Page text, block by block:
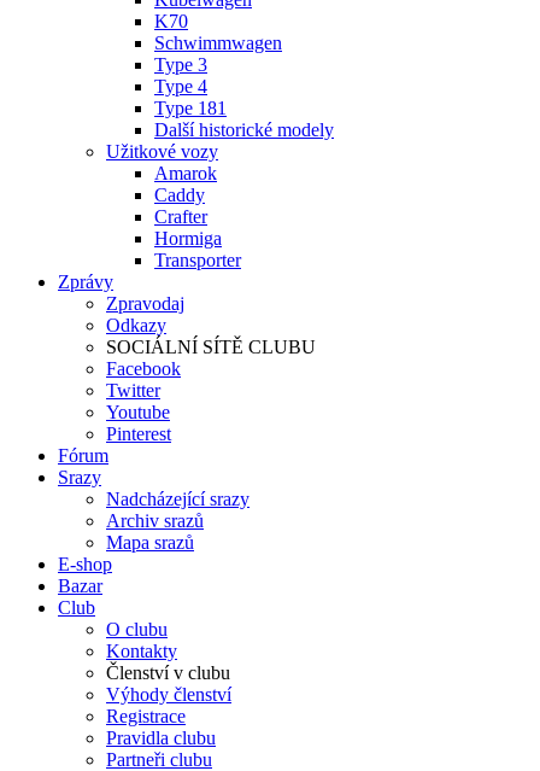
K70
Schwimmwagen
Type 3
Type 4
Type 181
Další historické modely
Užitkové vozy
Amarok
Caddy
Crafter
Hormiga
Transporter
Zprávy
Zpravodaj
Odkazy
SOCIÁLNÍ SÍTĚ CLUBU
Facebook
Twitter
Youtube
Pinterest
Fórum
Srazy
Nadcházející srazy
Archiv srazů
Mapa srazů
E-shop
Bazar
Club
O clubu
Kontakty
Členství v clubu
Výhody členství
Registrace
Pravidla clubu
Partneři clubu